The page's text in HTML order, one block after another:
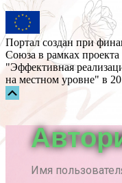
Портал создан при
Союза в рамках проекта
"Эффективная
на местном уровне" в
Имя